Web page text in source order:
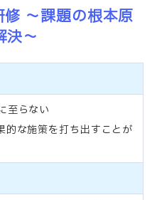
修 ～課題の根本原
決～
至らない
的な施策を打ち出すことが